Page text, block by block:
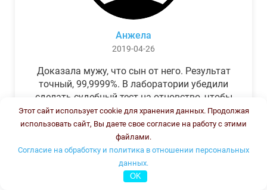
Анжела
2019-04-26
Доказала мужу, что сын от него. Результат
точный, 99,9999%. В лаборатории убедили
сделать судебный тест на отцовство, чтобы
можно было предъявить в суде. Результат
был готов через неделю, как и
обещали.Теперь муж бегает и извиняется.
Этот сайт использует cookie для хранения данных. Продолжая
использовать сайт, Вы даете свое согласие на работу с этими
файлами.
Согласие на обработку и политика в отношении персональных
данных.
OK